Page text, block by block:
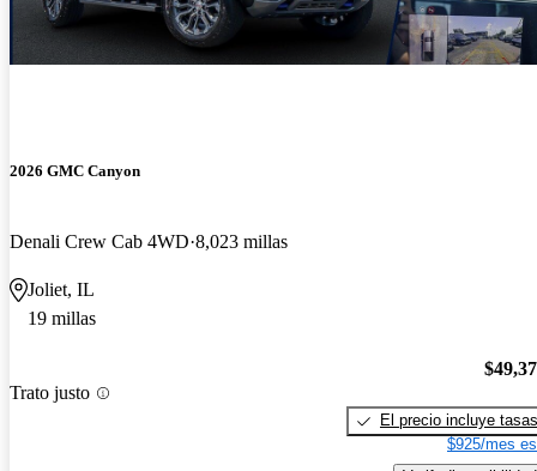
2026 GMC Canyon
Denali Crew Cab 4WD 8,023 millas
Joliet, IL
19 millas
Trato justo
El precio incluye tasas
$925/mes